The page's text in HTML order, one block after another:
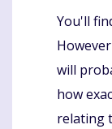
You'll
will
how
relating